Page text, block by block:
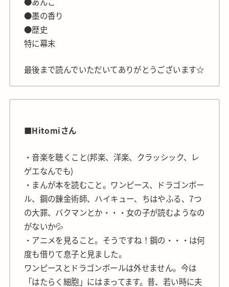
●墨の香り
●歴史
特に幕末
最後まで読んでいただいてありがとうございます☆
■Hitomiさん
・音楽を聴くこと(邦楽、洋楽、クラッシック、レ
ゲエなんでも)
・まんが本を読むこと。ワンピース、ドラゴンボー
ル、鋼の錬金術師、ハイキュー、ちはやふる、7つ
の大罪、バクマンとか・・・女の子が読むようなの
がないか💦
・アニメを見ること。そうですね！鋼の・・・は何
度も借りて息子と見ました。
ワンピースとドラゴンボールは外せません。今は
「はたらく細胞」にはまってます。昔、若い時に夫